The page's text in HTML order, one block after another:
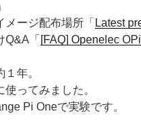
」
メージ配布場所「 Latest
Q&A「 [FAQ] Openelec
年。
使ってみました。
Pi Oneで実験です。